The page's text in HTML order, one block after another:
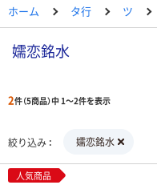
ホーム タ行 ツ
嬬恋銘水
2件（5商品）中 1～2件を表示
絞り込み 嬬恋銘水
人気商品